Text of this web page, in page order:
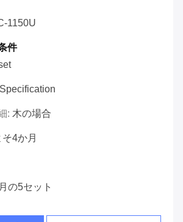
1150U
件
: 木の場合
そ4か月
の5セット